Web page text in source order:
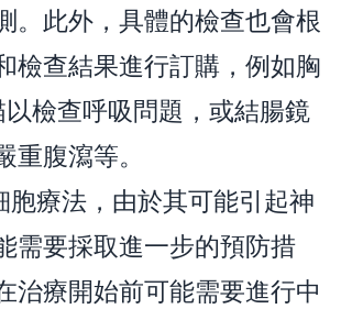
。此外，具體的檢查也會根
檢查結果進行訂購，例如胸
檢查呼吸問題，或結腸鏡
腹瀉等。
胞療法，由於其可能引起神
需要採取進一步的預防措
治療開始前可能需要進行中